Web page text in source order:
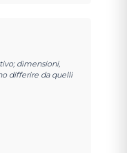
dimensioni,
differire da quelli